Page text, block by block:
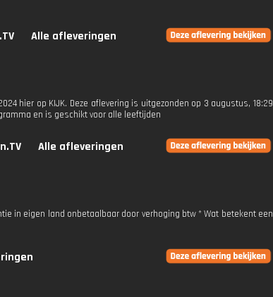
Alle afleveringen
hier op KIJK. Deze aflevering is uitgezonden op 3 augustus, 18:29
en is geschikt voor alle leeftijden
Alle afleveringen
in eigen land onbetaalbaar door verhoging btw * Wat betekent een